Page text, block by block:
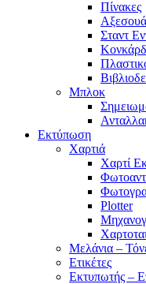
Πίνακες
Σταντ
Μπλοκ
Εκτύπωση
Χαρτιά
Χαρτί
Plotter
Μελάνια –
Ετικέτες
Εκτυπωτής –